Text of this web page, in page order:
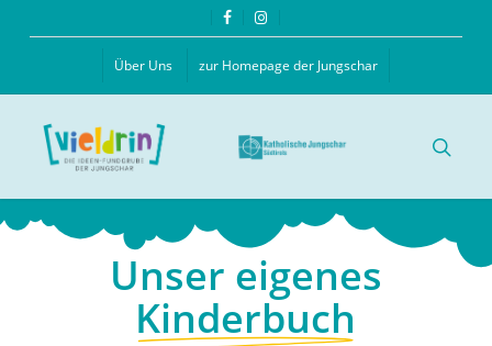
facebookinstagram
Über Uns zur Homepage der Jungschar
Unser eigenes
Kinderbuch